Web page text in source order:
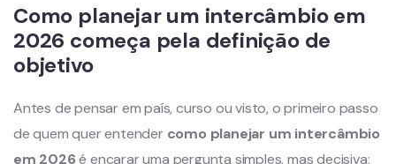
Como planejar um intercâmbio em
2026 começa pela definição de
objetivo
Antes de pensar em país, curso ou visto, o primeiro passo
de quem quer entender como planejar um intercâmbio
em 2026é encarar uma pergunta simples, mas decisiva: